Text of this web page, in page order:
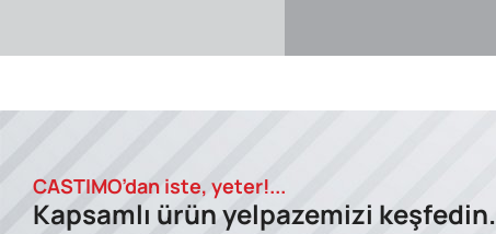
CASTIMO’dan iste, yeter!...
Kapsamlı ürün yelpazemizi keşfedin.